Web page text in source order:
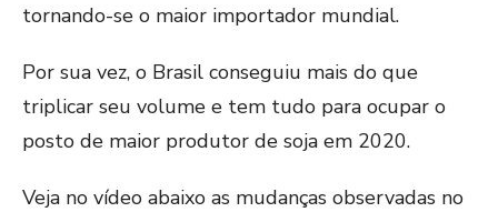
tornando-se o maior importador mundial.
Por sua vez, o Brasil conseguiu mais do que
triplicar seu volume e tem tudo para ocupar o
posto de maior produtor de soja em 2020.
Veja no vídeo abaixo as mudanças observadas no